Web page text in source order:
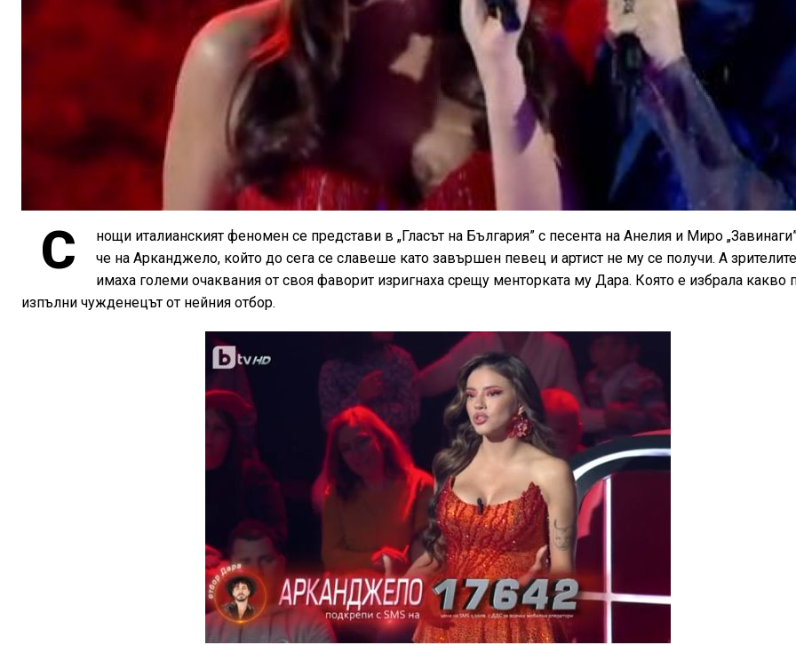
С
нощи италианският феномен се представи в „Гласът на България” с песента на Анелия и Миро
че на Арканджело, който до сега се славеше като завършен певец и артист не му се получи. А
имаха големи очаквания от своя фаворит изригнаха срещу менторката му Дара. Която е избрала какво
изпълни чужденецът от нейния отбор.